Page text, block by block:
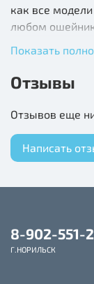
как все
любом
Показать
Отзывы
Отзывов еще
Написать
8-902-551-
Г.НОРИЛЬСК